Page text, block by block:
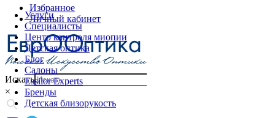
Избранное
Личный кабинет
Искать
×
Услуги
Специалисты
Центр контроля миопии
Детская оптика
Блог
Салоны
Essilor Experts
Бренды
Детская близорукость